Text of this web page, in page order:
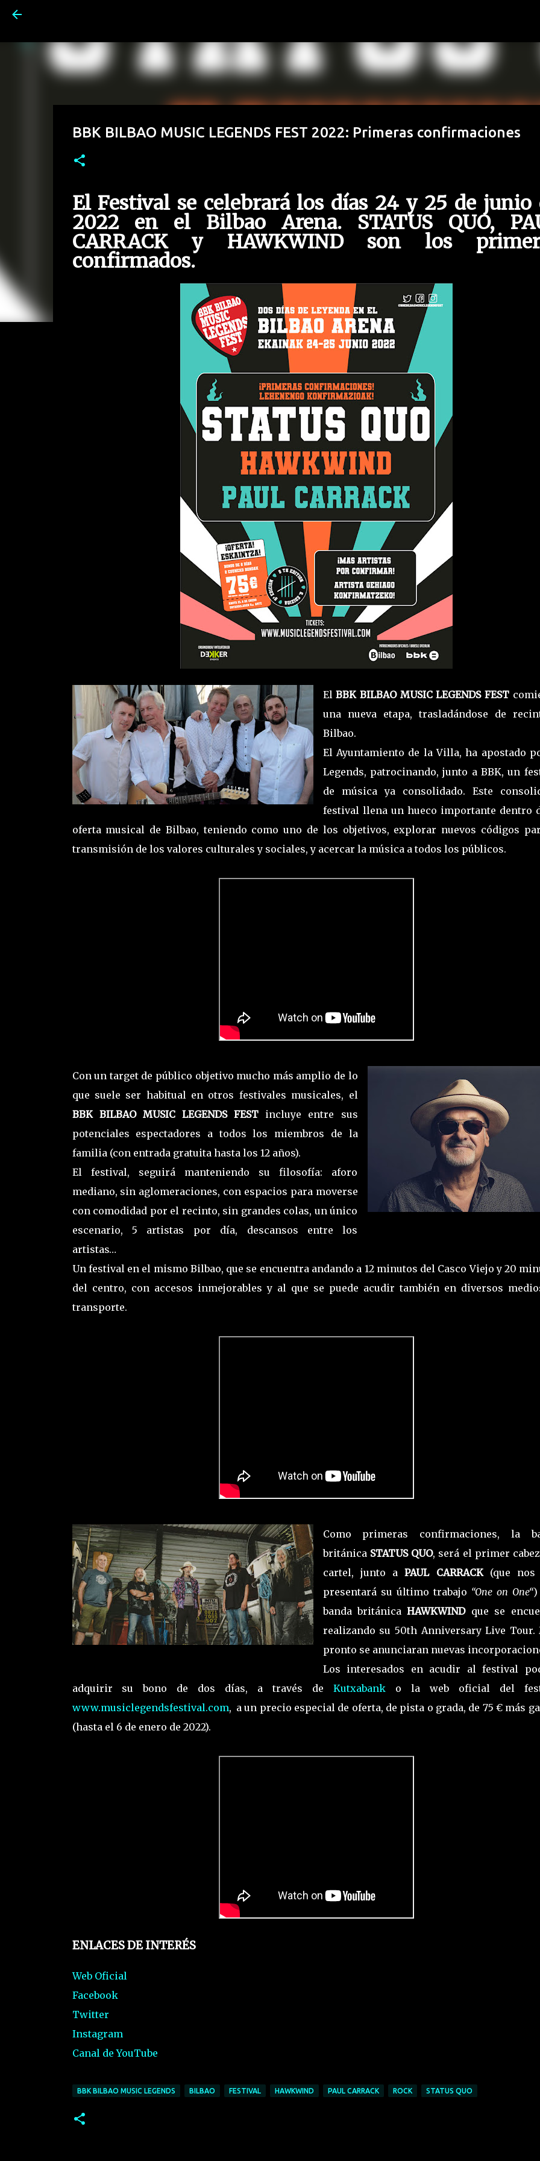
BBK BILBAO MUSIC LEGENDS FEST 2022: Primeras confirmaciones
El Festival se celebrará los días 24 y 25 de junio
2022 en el Bilbao Arena. STATUS QUO,
CARRACK y HAWKWIND son los
confirmados.
ElBBK BILBAO MUSIC LEGENDS FEST
una nueva etapa, trasladándose de
Bilbao.
El Ayuntamiento de la Villa, ha apostado
Legends, patrocinando, junto a BBK, un
de música ya consolidado. Este
festival llena un hueco importante dentro
oferta musical de Bilbao, teniendo como uno de los objetivos, explorar nuevos códigos
transmisión de los valores culturales y sociales, y acercar la música a todos los públicos.
Con un target de público objetivo mucho más amplio de lo
que suele ser habitual en otros festivales musicales, el
BBK BILBAO MUSIC LEGENDS FEST incluye entre sus
potenciales espectadores a todos los miembros de la
familia (con entrada gratuita hasta los 12 años).
El festival, seguirá manteniendo su filosofía: aforo
mediano, sin aglomeraciones, con espacios para moverse
con comodidad por el recinto, sin grandes colas, un único
escenario, 5 artistas por día, descansos entre los
artistas…
Un festival en el mismo Bilbao, que se encuentra andando a 12 minutos del Casco Viejo y 20
del centro, con accesos inmejorables y al que se puede acudir también en diversos
transporte.
Como primeras confirmaciones, la
británica STATUS QUO, será el primer
cartel, junto aPAUL CARRACK(que nos
presentará su último trabajo “One on One“)
banda británicaHAWKWIND que se
realizando su 50th Anniversary Live Tour.
pronto se anunciaran nuevas
Los interesados en acudir al festival
adquirir su bono de dos días, a través de Kutxabanko la web oficial del
www.musiclegendsfestival.com, a un precio especial de oferta, de pista o grada, de 75 € más
(hasta el 6 de enero de 2022).
ENLACES DE INTERÉS
Web Oficial
Facebook
Twitter
Instagram
Canal de YouTube
BBK BILBAO MUSIC LEGENDS BILBAO FESTIVAL HAWKWIND PAUL CARRACK ROCK STATUS QUO